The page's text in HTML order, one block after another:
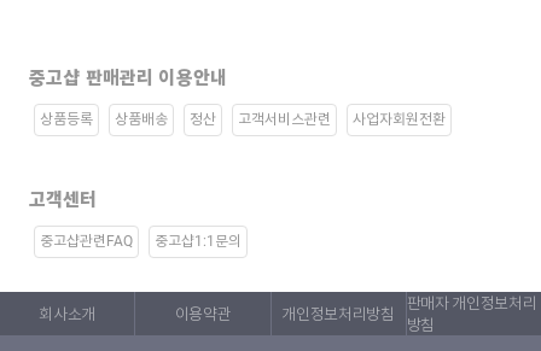
중고샵 판매관리 이용안내
상품등록 상품배송 정산 고객서비스관련 사업자회원전환
고객센터
중고샵관련FAQ 중고샵1:1문의
회사소개 이용약관 개인정보처리방침
판매자 개인정보처리
방침